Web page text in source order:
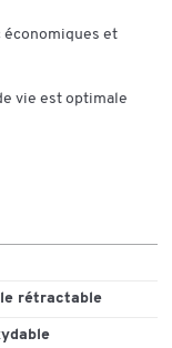
économiques et
vie est optimale
rétractable